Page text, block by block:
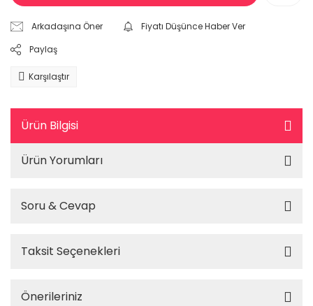
Arkadaşına Öner
Fiyatı Düşünce Haber Ver
Paylaş
Karşılaştır
Ürün Bilgisi
Ürün Yorumları
Soru & Cevap
Taksit Seçenekleri
Önerileriniz